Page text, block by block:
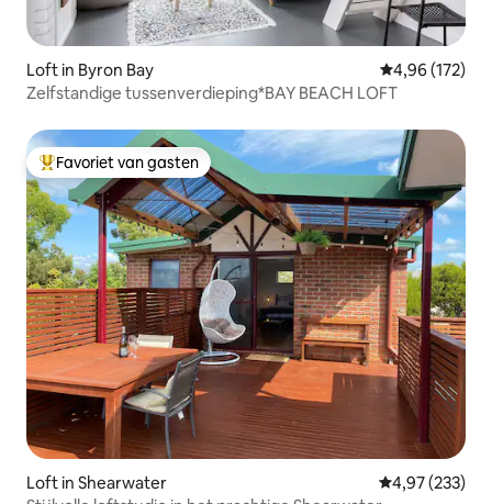
Loft in Byron Bay Gemiddelde
4,96 (172)
Zelfstandige tussenverdieping*BAY BEACH LOFT
Topfavoriet van gasten
Favoriet van gasten
Loft in Shearwater Gemiddelde
4,97 (233)